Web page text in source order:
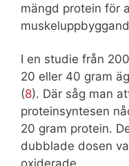
mängd protein för
I en studie från
20 eller 40 gram
(8). Där såg man
proteinsyntesen
20 gram protein.
dubblade dosen